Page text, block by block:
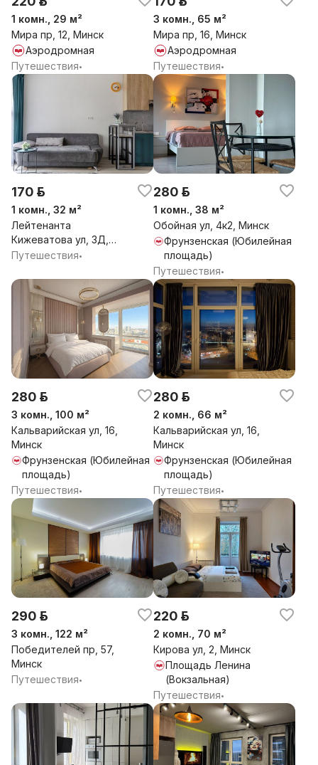
1 комн., 29 м²
Мира пр, 12, Минск
Аэродромная
Путешествия•
3 комн., 65 м²
Мира пр, 16, Минск
Аэродромная
Путешествия•
170 р.
1 комн., 32 м²
Лейтенанта
Кижеватова ул, 3Д,
Минск
Путешествия•
280 р.
1 комн., 38 м²
Обойная ул, 4к2, Минск
Фрунзенская (Юбилейная
площадь)
Путешествия•
280 р.
3 комн., 100 м²
Кальварийская ул, 16,
Минск
Фрунзенская (Юбилейная
площадь)
Путешествия•
280 р.
2 комн., 66 м²
Кальварийская ул, 16,
Минск
Фрунзенская (Юбилейная
площадь)
Путешествия•
290 р.
3 комн., 122 м²
Победителей пр, 57,
Минск
Путешествия•
220 р.
2 комн., 70 м²
Кирова ул, 2, Минск
Площадь Ленина
(Вокзальная)
Путешествия•